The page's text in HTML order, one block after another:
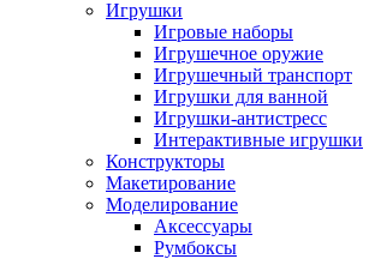
Игрушки
Игровые наборы
Игрушечное оружие
Игрушечный транспорт
Игрушки для ванной
Игрушки-антистресс
Интерактивные игрушки
Конструкторы
Макетирование
Моделирование
Аксессуары
Румбоксы